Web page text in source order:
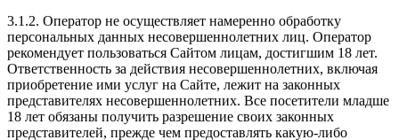
3.1.2. Оператор не осуществляет намеренно обработку
персональных данных несовершеннолетних лиц. Оператор
рекомендует пользоваться Сайтом лицам, достигшим 18 лет.
Ответственность за действия несовершеннолетних, включая
приобретение ими услуг на Сайте, лежит на законных
представителях несовершеннолетних. Все посетители младше
18 лет обязаны получить разрешение своих законных
представителей, прежде чем предоставлять какую-либо